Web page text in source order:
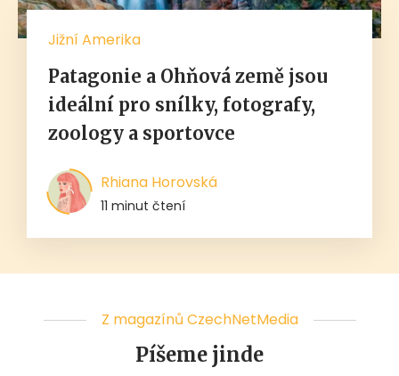
Jižní Amerika
Patagonie a Ohňová země jsou
ideální pro snílky, fotografy,
zoology a sportovce
Rhiana Horovská
11 minut čtení
Z magazínů CzechNetMedia
Píšeme jinde